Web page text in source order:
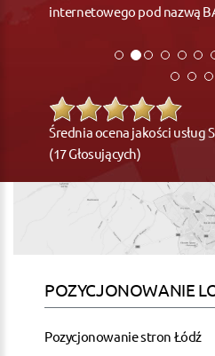
internetowego pod nazwą
Średnia ocena jakości
(17 Głosujących)
POZYCJONOWANIE
Pozycjonowanie stron Łódź